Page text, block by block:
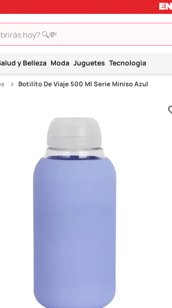
hoy? 🔍💸
y Belleza Moda Juguetes Tecnología
Botilito De Viaje 500 Ml Serie Miniso Azul